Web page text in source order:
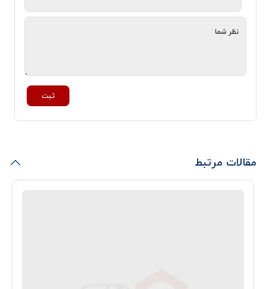
نظر شما
ثبت
مقالات مرتبط